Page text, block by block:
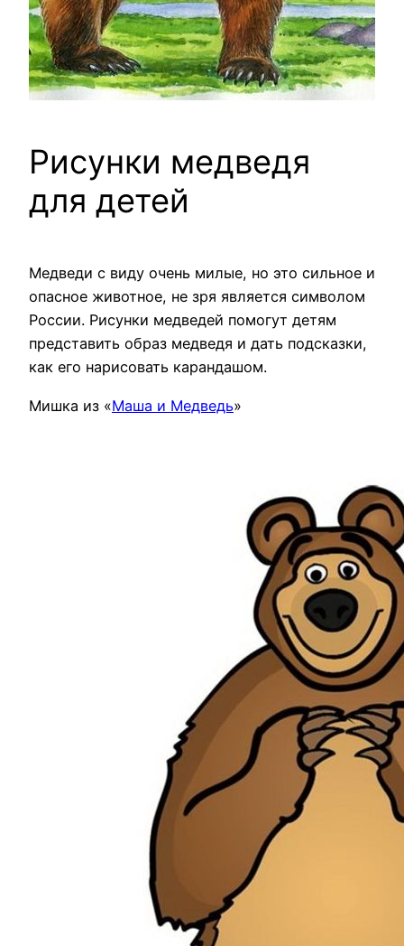
Рисунки медведя
для детей
Медведи с виду очень милые, но это сильное и
опасное животное, не зря является символом
России. Рисунки медведей помогут детям
представить образ медведя и дать подсказки,
как его нарисовать карандашом.
Мишка из «Маша и Медведь»